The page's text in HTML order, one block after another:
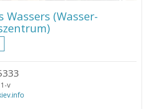
Wassers (Wasser-
v